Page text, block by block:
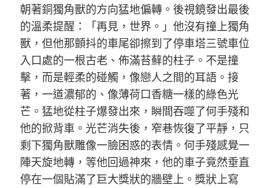
朝著銅獨角獸的方向猛地偏轉。後視鏡發出最後
的溫柔提醒：「再見，世界。」他沒有撞上獨角
獸，但他那顫抖的車尾卻擦到了停車塔三號車位
入口處的一根古老、佈滿苔蘚的柱子。不是撞
擊，而是輕柔的碰觸，像戀人之間的耳語。接
著，一道濃郁的、像薄荷口香糖一樣的綠色光
芒。猛地從柱子爆發出來，瞬間吞噬了何手殘和
他的掀背車。光芒消失後，窄巷恢復了平靜，只
剩下獨角獸雕像一臉困惑的表情。何手殘感覺一
陣天旋地轉，等他回過神來，他的車子竟然垂直
停在一個貼滿了巨大獎狀的牆壁上。獎狀上寫